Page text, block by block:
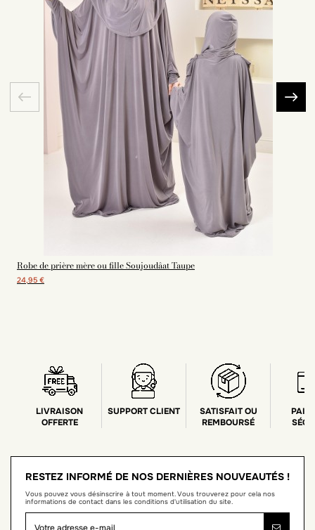
Robe de prière mère ou fille Soujoudâat Taupe
24,95 €
LIVRAISON
OFFERTE
SUPPORT CLIENT
SATISFAIT OU
REMBOURSÉ
RESTEZ INFORMÉ DE NOS DERNIÈRES NOUVEAUTÉS !
Vous pouvez vous désinscrire à tout moment. Vous trouverez pour cela nos
informations de contact dans les conditions d'utilisation du site.